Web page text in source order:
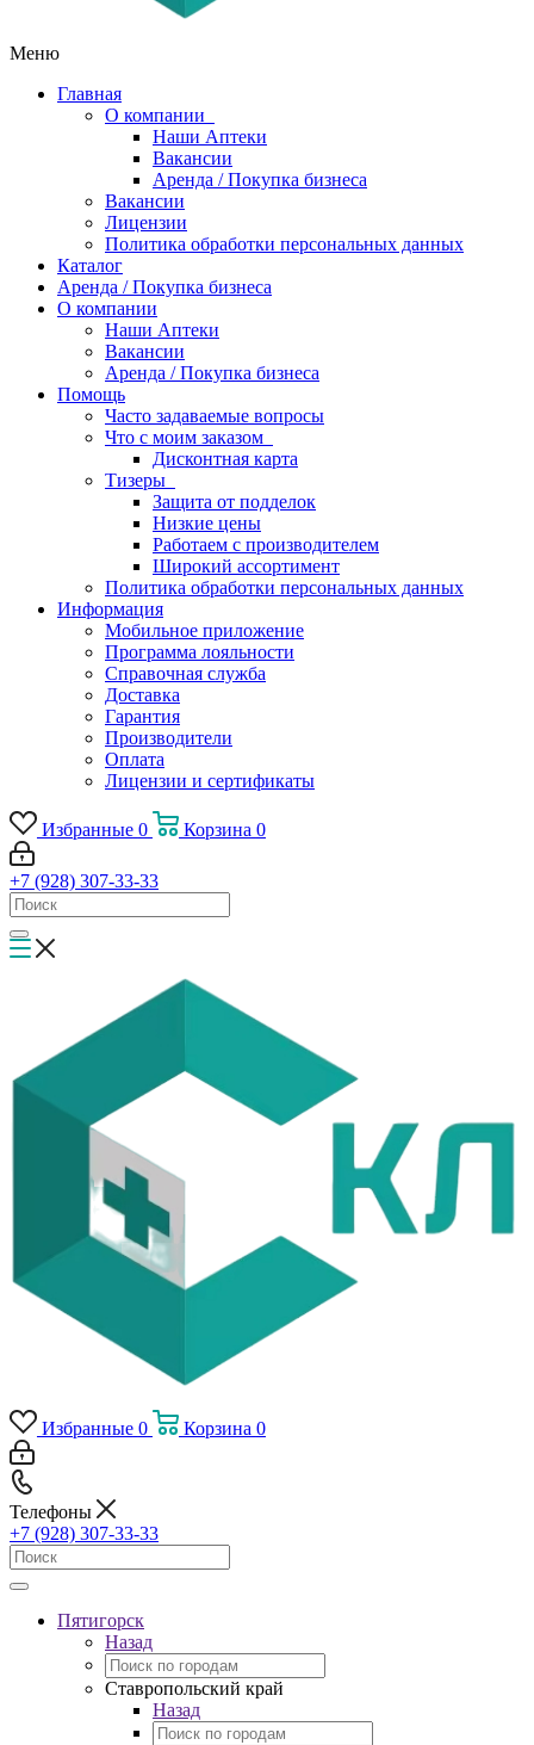
Меню
Главная
О компании
Наши Аптеки
Вакансии
Аренда / Покупка бизнеса
Вакансии
Лицензии
Политика обработки персональных данных
Каталог
Аренда / Покупка бизнеса
О компании
Наши Аптеки
Вакансии
Аренда / Покупка бизнеса
Помощь
Часто задаваемые вопросы
Что с моим заказом
Дисконтная карта
Тизеры
Защита от подделок
Низкие цены
Работаем с производителем
Широкий ассортимент
Политика обработки персональных данных
Информация
Мобильное приложение
Программа лояльности
Справочная служба
Доставка
Гарантия
Производители
Оплата
Лицензии и сертификаты
Избранные 0 Корзина 0
+7 (928) 307-33-33
Избранные 0 Корзина 0
Телефоны
+7 (928) 307-33-33
Пятигорск
Назад
Ставропольский край
Назад